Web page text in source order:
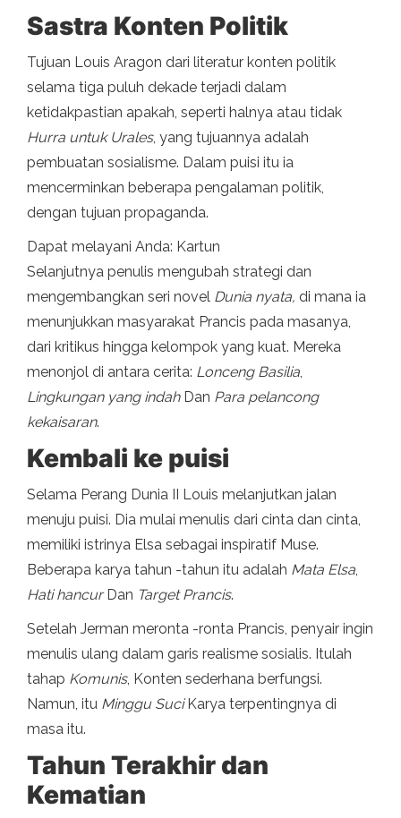
Sastra Konten Politik
Tujuan Louis Aragon dari literatur konten politik
selama tiga puluh dekade terjadi dalam
ketidakpastian apakah, seperti halnya atau tidak
Hurra untuk Urales, yang tujuannya adalah
pembuatan sosialisme. Dalam puisi itu ia
mencerminkan beberapa pengalaman politik,
dengan tujuan propaganda.
Dapat melayani Anda: Kartun
Selanjutnya penulis mengubah strategi dan
mengembangkan seri novel Dunia nyata, di mana ia
menunjukkan masyarakat Prancis pada masanya,
dari kritikus hingga kelompok yang kuat. Mereka
menonjol di antara cerita: Lonceng Basilia,
Lingkungan yang indahDan Para pelancong
kekaisaran.
Kembali ke puisi
Selama Perang Dunia II Louis melanjutkan jalan
menuju puisi. Dia mulai menulis dari cinta dan cinta,
memiliki istrinya Elsa sebagai inspiratif Muse.
Beberapa karya tahun -tahun itu adalah Mata Elsa,
Hati hancurDan Target Prancis.
Setelah Jerman meronta -ronta Prancis, penyair ingin
menulis ulang dalam garis realisme sosialis. Itulah
tahap Komunis, Konten sederhana berfungsi.
Namun, itu Minggu SuciKarya terpentingnya di
masa itu.
Tahun Terakhir dan
Kematian